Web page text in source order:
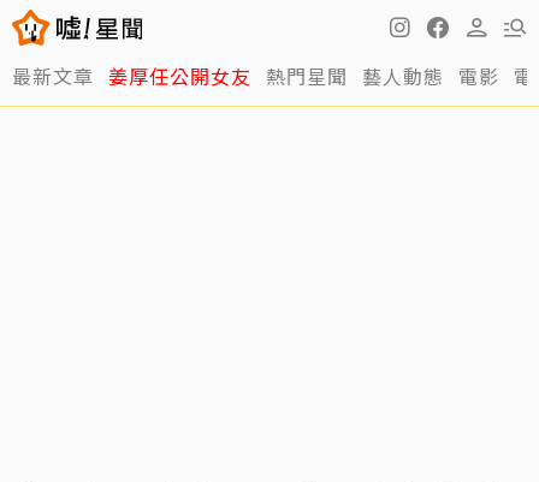
最新文章 姜厚任公開女友 熱門星聞 藝人動態 電影